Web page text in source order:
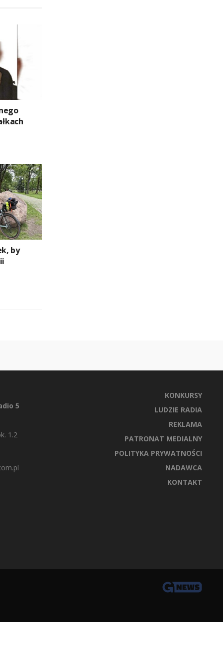
by
5
1.2
KONKURSY
LUDZIE RADIA
REKLAMA
PATRONAT MEDIALNY
POLITYKA PRYWATNOŚCI
NADAWCA
KONTAKT